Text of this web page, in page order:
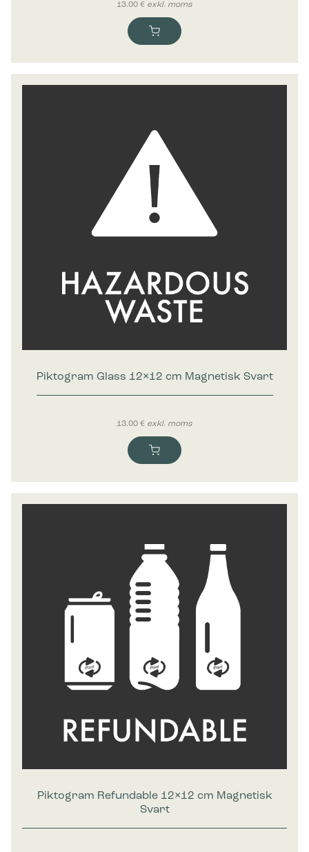
13.00 € exkl. moms
Piktogram Glass 12×12 cm Magnetisk Svart
13.00 € exkl. moms
Piktogram Refundable 12×12 cm Magnetisk
Svart